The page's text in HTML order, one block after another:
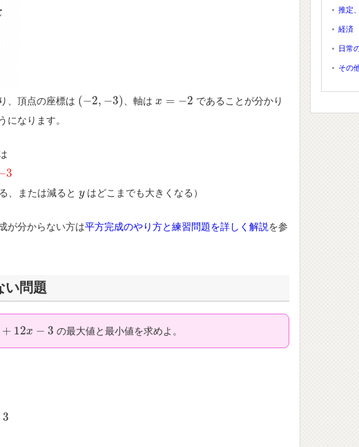
、頂点の座標は (−2, −3)
( −2,− 3) 、軸はx = −2
x= −2
であることが分かり
になります。
3
、または減ると y
yはどこまでも大きくなる）
が分からない方は平方完成のやり方と練習問題を詳しく解説を参
い問題
+ 12x − 3
x−3 の最大値と最小値を求めよ。
3
推定
経済
日常
その